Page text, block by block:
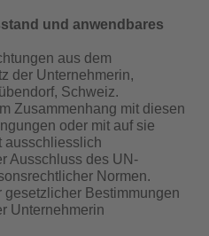
und anwendbares
aus dem
der Unternehmerin,
Schweiz.
Zusammenhang mit diesen
oder mit auf sie
ausschliesslich
Ausschluss des UN-
Normen.
Bestimmungen
Unternehmerin